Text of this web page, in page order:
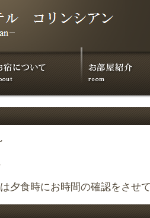
夕食時にお時間の確認をさせ